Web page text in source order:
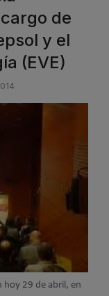
de
y el
(EVE)
29 de abril, en